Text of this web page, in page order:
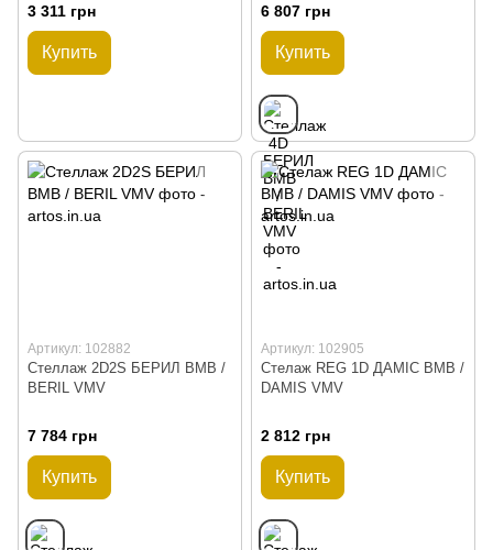
3 311 грн
Купить
6 807 грн
Купить
Артикул: 102882
Стеллаж 2D2S БЕРИЛ ВМВ /
BERIL VMV
7 784 грн
Купить
Артикул: 102905
Стелаж REG 1D ДАМIС ВМВ /
DAMIS VMV
2 812 грн
Купить